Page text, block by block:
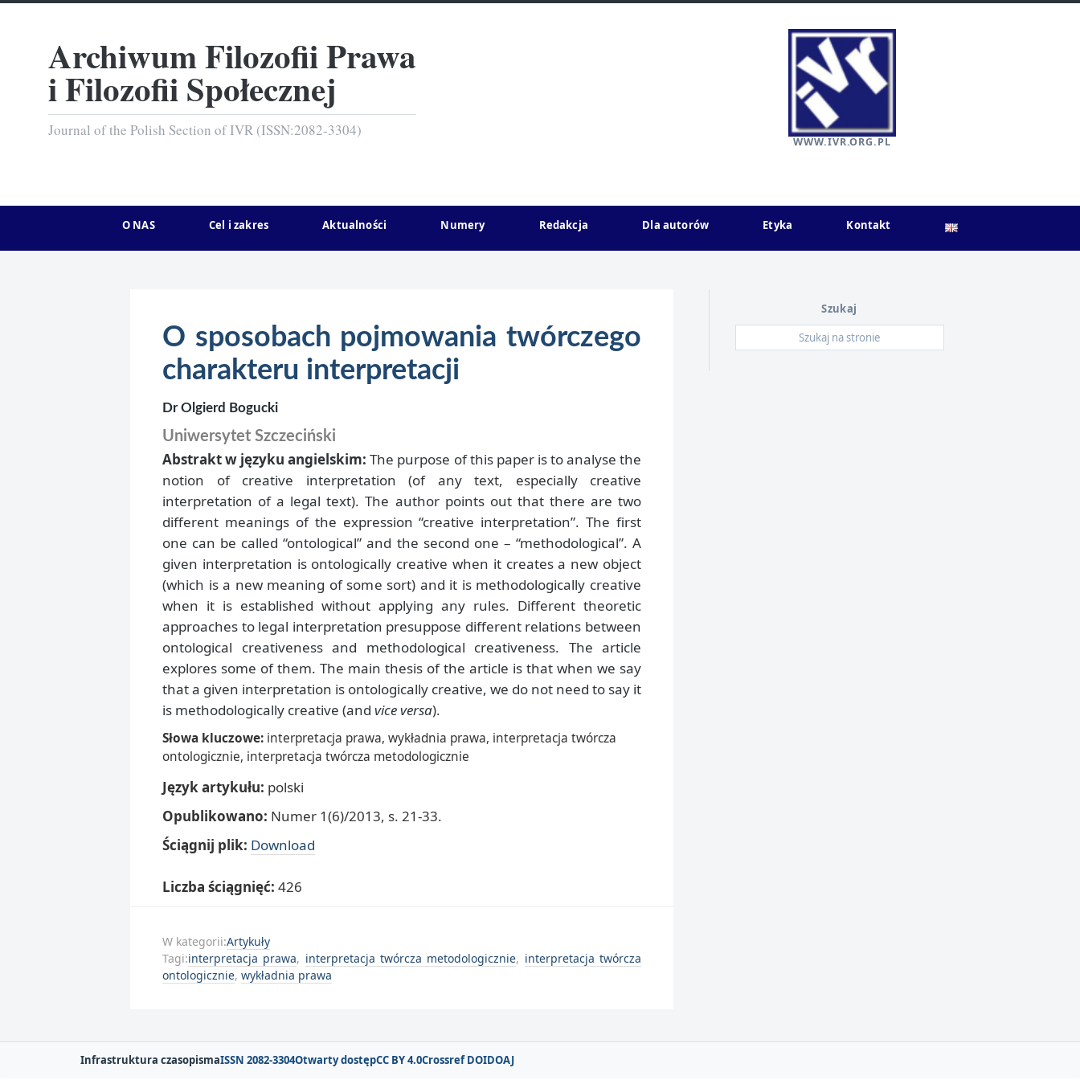
Archiwum Filozofii Prawa
i Filozofii Społecznej
Journal of the Polish Section of IVR (ISSN:2082-3304)
WWW.IVR.ORG.PL
O NAS Cel i zakres Aktualności Numery Redakcja Dla autorów Etyka Kontakt
O sposobach pojmowania twórczego
charakteru interpretacji
Dr Olgierd Bogucki
Uniwersytet Szczeciński
Abstrakt w języku angielskim: The purpose of this paper is to analyse the
notion of creative interpretation (of any text, especially creative
interpretation of a legal text). The author points out that there are two
different meanings of the expression “creative interpretation”. The first
one can be called “ontological” and the second one – “methodological”. A
given interpretation is ontologically creative when it creates a new object
(which is a new meaning of some sort) and it is methodologically creative
when it is established without applying any rules. Different theoretic
approaches to legal interpretation presuppose different relations between
ontological creativeness and methodological creativeness. The article
explores some of them. The main thesis of the article is that when we say
that a given interpretation is ontologically creative, we do not need to say it
is methodologically creative (and vice versa).
Słowa kluczowe: interpretacja prawa, wykładnia prawa, interpretacja twórcza
ontologicznie, interpretacja twórcza metodologicznie
Język artykułu: polski
Opublikowano: Numer 1(6)/2013, s. 21-33.
Ściągnij plik: Download
Liczba ściągnięć: 426
W kategorii:Artykuły
Tagi:interpretacja prawa, interpretacja twórcza metodologicznie, interpretacja twórcza
ontologicznie, wykładnia prawa
Szukaj
Infrastruktura czasopismaISSN 2082-3304Otwarty dostępCC BY 4.0Crossref DOIDOAJ